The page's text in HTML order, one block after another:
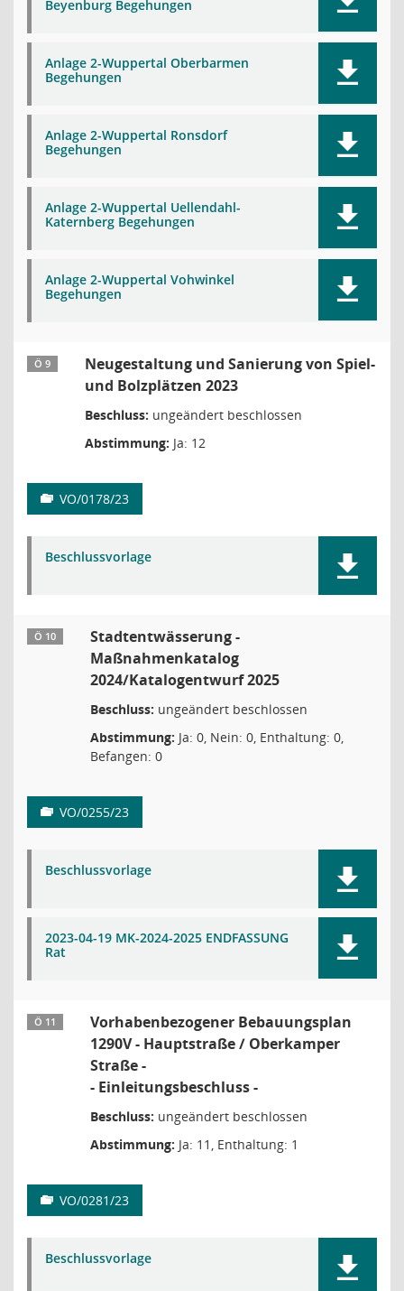
Beyenburg Begehungen
Anlage 2-Wuppertal Oberbarmen
Begehungen
Anlage 2-Wuppertal Ronsdorf
Begehungen
Anlage 2-Wuppertal Uellendahl-
Katernberg Begehungen
Anlage 2-Wuppertal Vohwinkel
Begehungen
Ö 9
Neugestaltung und Sanierung von Spiel-
und Bolzplätzen 2023
Beschluss: ungeändert beschlossen
Abstimmung: Ja: 12
VO/0178/23
Beschlussvorlage
Ö 10
Stadtentwässerung -
Maßnahmenkatalog
2024/Katalogentwurf 2025
Beschluss: ungeändert beschlossen
Abstimmung: Ja: 0, Nein: 0, Enthaltung: 0,
Befangen: 0
VO/0255/23
Beschlussvorlage
2023-04-19 MK-2024-2025 ENDFASSUNG
Rat
Ö 11
Vorhabenbezogener Bebauungsplan
1290V - Hauptstraße / Oberkamper
Straße -
- Einleitungsbeschluss -
Beschluss: ungeändert beschlossen
Abstimmung: Ja: 11, Enthaltung: 1
VO/0281/23
Beschlussvorlage